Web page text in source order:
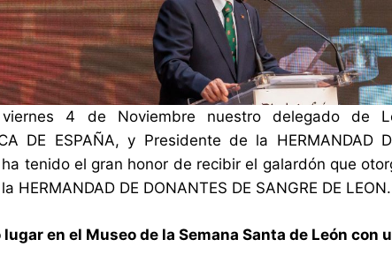
4 de Noviembre nuestro delegado de
DE ESPAÑA, y Presidente de la HERMANDAD
tenido el gran honor de recibir el galardón que
HERMANDAD DE DONANTES DE SANGRE DE LEON.
lugar en el Museo de la Semana Santa de León